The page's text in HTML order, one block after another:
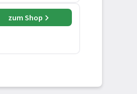
zum Shop